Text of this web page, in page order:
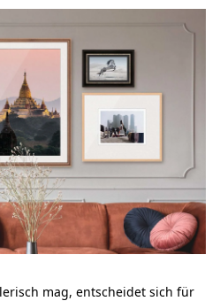
mag, entscheidet sich für